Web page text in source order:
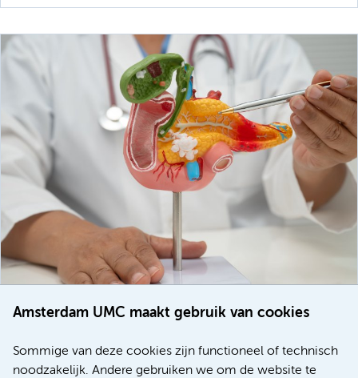
Amsterdam UMC maakt gebruik van cookies
Sommige van deze cookies zijn functioneel of technisch
noodzakelijk. Andere gebruiken we om de website te
voor patiënten met alvleesklierkanker verbeteren